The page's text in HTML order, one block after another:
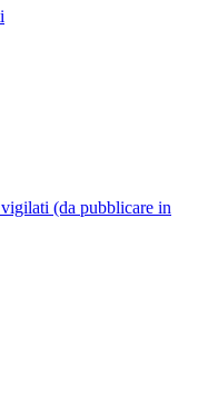
(da pubblicare in